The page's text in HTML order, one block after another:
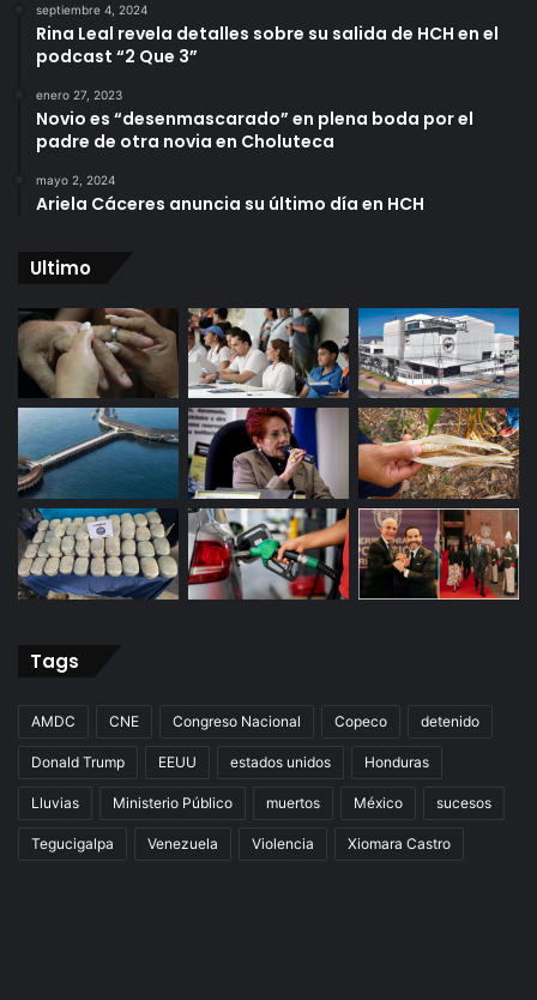
septiembre 4, 2024
Rina Leal revela detalles sobre su salida de HCH en el
podcast “2 Que 3”
enero 27, 2023
Novio es “desenmascarado” en plena boda por el
padre de otra novia en Choluteca
mayo 2, 2024
Ariela Cáceres anuncia su último día en HCH
Ultimo
Tags
AMDC CNE Congreso Nacional Copeco detenido
Donald Trump EEUU estados unidos Honduras
Lluvias Ministerio Público muertos México sucesos
Tegucigalpa Venezuela Violencia Xiomara Castro